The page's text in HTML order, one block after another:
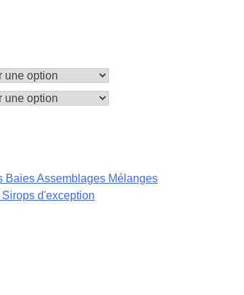
Baies Assemblages Mélanges
d'exception